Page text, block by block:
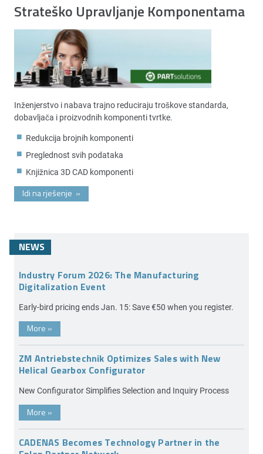
Strateško Upravljanje Komponentama
Inženjerstvo i nabava trajno reduciraju troškove standarda,
dobavljača i proizvodnih komponenti tvrtke.
Redukcija brojnih komponenti
Preglednost svih podataka
Knjižnica 3D CAD komponenti
Idi na rješenje »
NEWS
Industry Forum 2026: The Manufacturing
Digitalization Event
Early-bird pricing ends Jan. 15: Save €50 when you register.
More »
ZM Antriebstechnik Optimizes Sales with New
Helical Gearbox Configurator
New Configurator Simplifies Selection and Inquiry Process
More »
CADENAS Becomes Technology Partner in the